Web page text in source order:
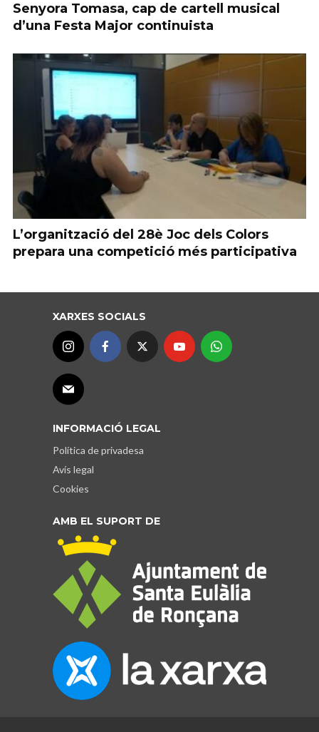
Senyora Tomasa, cap de cartell musical
d’una Festa Major continuista
L’organització del 28è Joc dels Colors
prepara una competició més participativa
XARXES SOCIALS
INFORMACIÓ LEGAL
Política de privadesa
Avís legal
Cookies
AMB EL SUPORT DE